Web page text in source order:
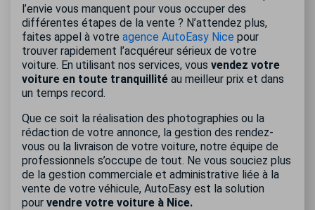
l’envie vous manquent pour vous occuper des
différentes étapes de la vente ? N’attendez plus,
faites appel à votre agence AutoEasy Nice pour
trouver rapidement l’acquéreur sérieux de votre
voiture. En utilisant nos services, vous vendez votre
voiture en toute tranquillité au meilleur prix et dans
un temps record.
Que ce soit la réalisation des photographies ou la
rédaction de votre annonce, la gestion des rendez-
vous ou la livraison de votre voiture, notre équipe de
professionnels s’occupe de tout. Ne vous souciez plus
de la gestion commerciale et administrative liée à la
vente de votre véhicule, AutoEasy est la solution
pour vendre votre voiture à Nice.